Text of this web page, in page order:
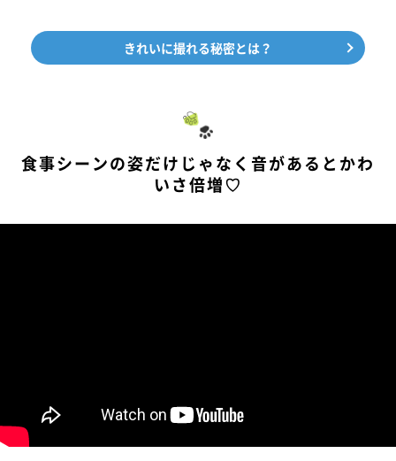
きれいに撮れる秘密とは？
食事シーンの姿だけじゃなく音があるとかわ
いさ倍増♡